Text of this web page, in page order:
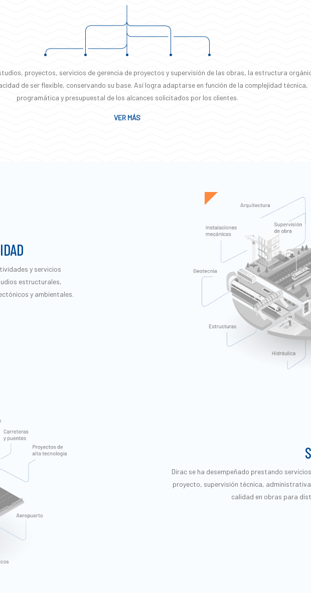
proyectos, servicios de gerencia de proyectos y supervisión de las obras, la estructura
de ser flexible, conservando su base. Así logra adaptarse en función de la complejidad técnica,
programática y presupuestal de los alcances solicitados por los clientes.
VER MÁS
y servicios
estructurales,
y ambientales.
Dirac se ha desempeñado prestando
proyecto, supervisión técnica,
calidad en obras para